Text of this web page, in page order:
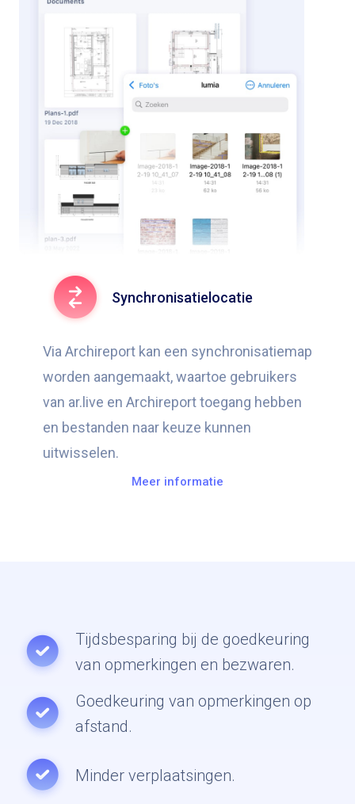
Synchronisatielocatie
Via Archireport kan een synchronisatiemap
worden aangemaakt, waartoe gebruikers
van ar.live en Archireport toegang hebben
en bestanden naar keuze kunnen
uitwisselen.
Meer informatie
Tijdsbesparing bij de goedkeuring
van opmerkingen en bezwaren.
Goedkeuring van opmerkingen op
afstand.
Minder verplaatsingen.